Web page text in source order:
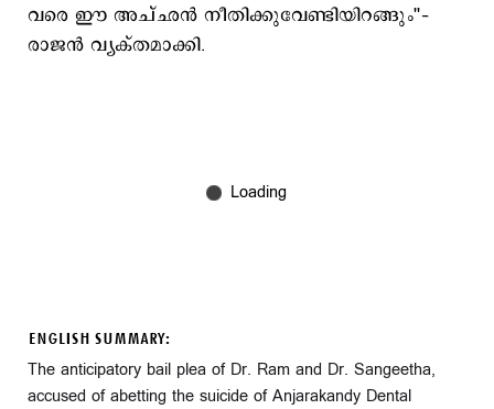
വരെ ഈ അച്ഛൻ നീതിക്കുവേണ്ടിയിറങ്ങും''–
രാജൻ വ്യക്തമാക്കി.
ENGLISH SUMMARY:
The anticipatory bail plea of Dr. Ram and Dr. Sangeetha,
accused of abetting the suicide of Anjarakandy Dental